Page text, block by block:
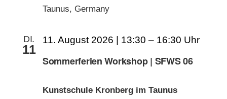
Taunus, Germany
DI.
11
Sommerferien Workshop | SFWS 06
11. August 2026 | 13:30 – 16:30
Kunstschule Kronberg im Taunus